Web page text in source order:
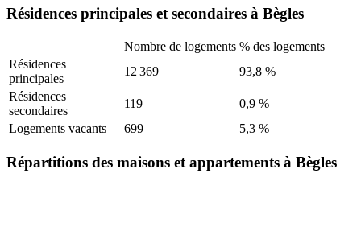
Résidences principales et secondaires à Bègles
Nombre de logements % des logements
Résidences
principales
12 369
93,8 %
Résidences
secondaires
119
0,9 %
Logements vacants
699 5,3 %
Répartitions des maisons et appartements à Bègles